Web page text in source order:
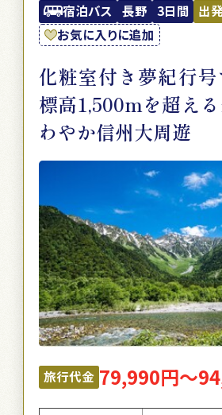
宿泊バス 長野 3日間 出
お気に入りに追加
化粧室付き夢紀行
標高1,500mを超え
わやか信州大周遊
旅行代金 79,990円～